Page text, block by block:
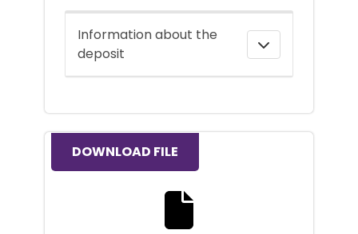
Information about the
deposit
DOWNLOAD FILE